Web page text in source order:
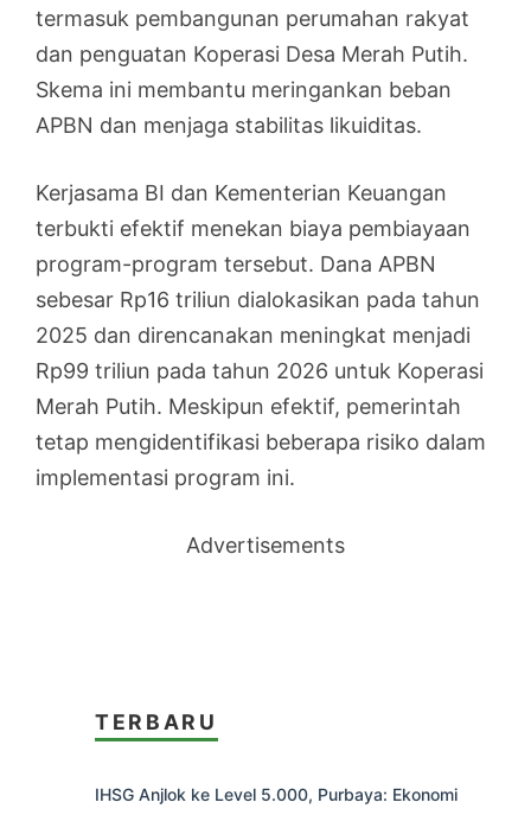
termasuk pembangunan perumahan rakyat
dan penguatan Koperasi Desa Merah Putih.
Skema ini membantu meringankan beban
APBN dan menjaga stabilitas likuiditas.
Kerjasama BI dan Kementerian Keuangan
terbukti efektif menekan biaya pembiayaan
program-program tersebut. Dana APBN
sebesar Rp16 triliun dialokasikan pada tahun
2025 dan direncanakan meningkat menjadi
Rp99 triliun pada tahun 2026 untuk Koperasi
Merah Putih. Meskipun efektif, pemerintah
tetap mengidentifikasi beberapa risiko dalam
implementasi program ini.
Advertisements
TERBARU
IHSG Anjlok ke Level 5.000, Purbaya: Ekonomi